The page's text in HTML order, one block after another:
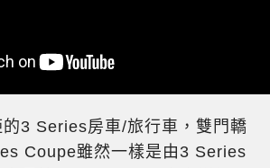
3 Series房車/旅行車，雙門轎
Coupe雖然一樣是由3 Series